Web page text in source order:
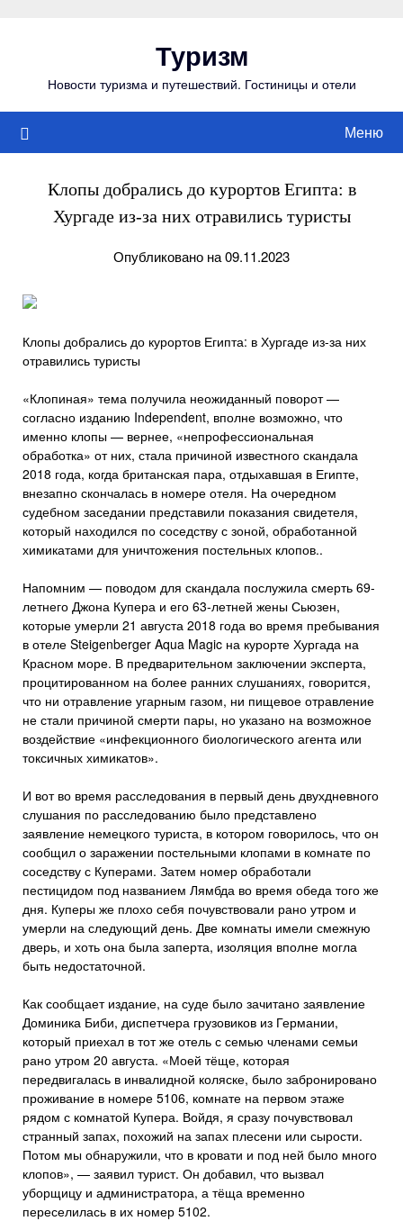
Туризм
Новости туризма и путешествий. Гостиницы и отели
Меню
Клопы добрались до курортов Египта: в
Хургаде из-за них отравились туристы
Опубликовано на 09.11.2023
Клопы добрались до курортов Египта: в Хургаде из-за них
отравились туристы
«Клопиная» тема получила неожиданный поворот —
согласно изданию Independent, вполне возможно, что
именно клопы — вернее, «непрофессиональная
обработка» от них, стала причиной известного скандала
2018 года, когда британская пара, отдыхавшая в Египте,
внезапно скончалась в номере отеля. На очередном
судебном заседании представили показания свидетеля,
который находился по соседству с зоной, обработанной
химикатами для уничтожения постельных клопов..
Напомним — поводом для скандала послужила смерть 69-
летнего Джона Купера и его 63-летней жены Сьюзен,
которые умерли 21 августа 2018 года во время пребывания
в отеле Steigenberger Aqua Magic на курорте Хургада на
Красном море. В предварительном заключении эксперта,
процитированном на более ранних слушаниях, говорится,
что ни отравление угарным газом, ни пищевое отравление
не стали причиной смерти пары, но указано на возможное
воздействие «инфекционного биологического агента или
токсичных химикатов».
И вот во время расследования в первый день двухдневного
слушания по расследованию было представлено
заявление немецкого туриста, в котором говорилось, что он
сообщил о заражении постельными клопами в комнате по
соседству с Куперами. Затем номер обработали
пестицидом под названием Лямбда во время обеда того же
дня. Куперы же плохо себя почувствовали рано утром и
умерли на следующий день. Две комнаты имели смежную
дверь, и хоть она была заперта, изоляция вполне могла
быть недостаточной.
Как сообщает издание, на суде было зачитано заявление
Доминика Биби, диспетчера грузовиков из Германии,
который приехал в тот же отель с семью членами семьи
рано утром 20 августа. «Моей тёще, которая
передвигалась в инвалидной коляске, было забронировано
проживание в номере 5106, комнате на первом этаже
рядом с комнатой Купера. Войдя, я сразу почувствовал
странный запах, похожий на запах плесени или сырости.
Потом мы обнаружили, что в кровати и под ней было много
клопов», — заявил турист. Он добавил, что вызвал
уборщицу и администратора, а тёща временно
переселилась в их номер 5102.